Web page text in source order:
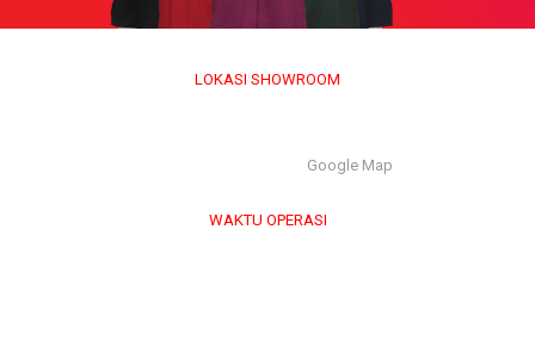
LOKASI SHOWROOM
Google Map
WAKTU OPERASI